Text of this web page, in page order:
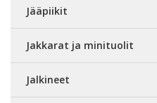
Jääpiikit
Jakkarat ja minituolit
Jalkineet